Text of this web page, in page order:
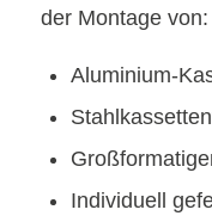
der Montage von:
Aluminium-
Individuell